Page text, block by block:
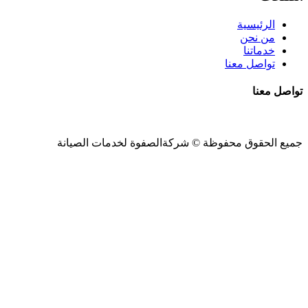
الرئيسية
من نحن
خدماتنا
تواصل معنا
تواصل معنا
جميع الحقوق محفوظة © شركةالصفوة لخدمات الصيانة